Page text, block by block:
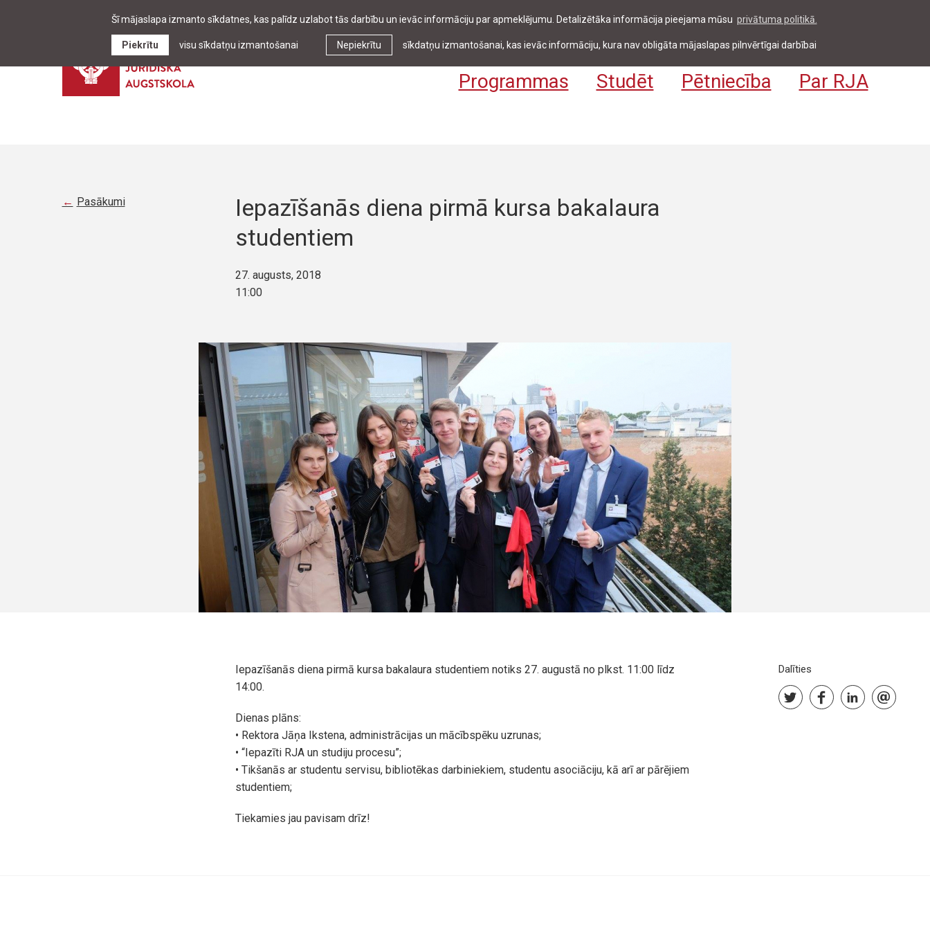
Šī mājaslapa izmanto sīkdatnes, kas palīdz uzlabot tās darbību un ievāc informāciju par apmeklējumu. Detalizētāka informācija pieejama mūsu privātuma politikā.
Nepiekrītu sīkdatņu izmantošanai, kas ievāc informāciju, kura nav obligāta mājaslapas pilnvērtīgai darbībai
Piekrītu visu sīkdatņu izmantošanai Ziņas & pasākumi Bibliotēka Kontakti Studentiem & darbiniekiem Pieteikties
Programmas Studēt Pētniecība Par RJA
Pasākumi
Iepazīšanās diena pirmā kursa bakalaura
studentiem
27. augusts, 2018
11:00
Iepazīšanās diena pirmā kursa bakalaura studentiem notiks 27. augustā no plkst. 11:00 līdz
14:00.
Dienas plāns:
• Rektora Jāņa Ikstena, administrācijas un mācībspēku uzrunas;
• “Iepazīti RJA un studiju procesu”;
• Tikšanās ar studentu servisu, bibliotēkas darbiniekiem, studentu asociāciju, kā arī ar pārējiem
studentiem;
Tiekamies jau pavisam drīz!
Dalīties